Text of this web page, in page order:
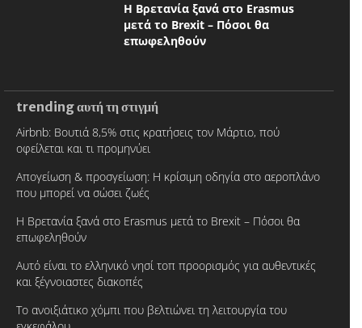
Η Βρετανία ξανά στο Erasmus
μετά το Brexit – Πόσοι θα
επωφεληθούν
trending αυτή τη στιγμή
Airbnb: Βουτιά 8,5% στις κρατήσεις τον Μάρτιο, πού
οφείλεται και τι προμηνύει
Απογείωση & προσγείωση: Η κρίσιμη οδηγία στο αεροπλάνο
που μπορεί να σώσει ζωές
Η Βρετανία ξανά στο Erasmus μετά το Brexit – Πόσοι θα
επωφεληθούν
Αυτό είναι το ελληνικό νησί τοπ προορισμός για αυθεντικές
και ξέγνοιαστες διακοπές
Το ανοιξιάτικο χόμπι που βελτιώνει τη λειτουργία του